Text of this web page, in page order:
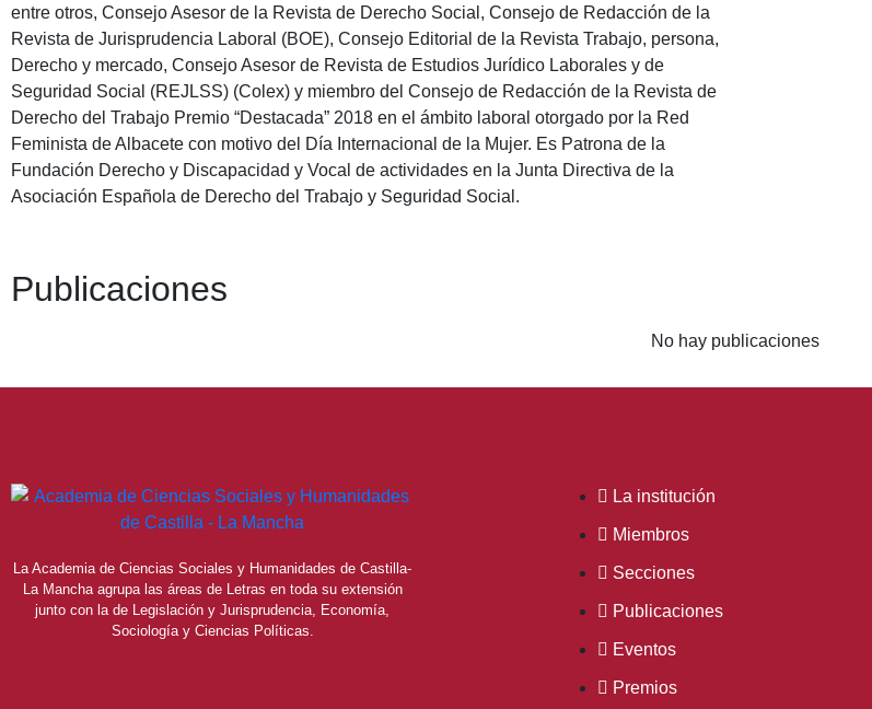
entre otros, Consejo Asesor de la Revista de Derecho Social, Consejo de Redacción de la
Revista de Jurisprudencia Laboral (BOE), Consejo Editorial de la Revista Trabajo, persona,
Derecho y mercado, Consejo Asesor de Revista de Estudios Jurídico Laborales y de
Seguridad Social (REJLSS) (Colex) y miembro del Consejo de Redacción de la Revista de
Derecho del Trabajo Premio “Destacada” 2018 en el ámbito laboral otorgado por la Red
Feminista de Albacete con motivo del Día Internacional de la Mujer. Es Patrona de la
Fundación Derecho y Discapacidad y Vocal de actividades en la Junta Directiva de la
Asociación Española de Derecho del Trabajo y Seguridad Social.
Publicaciones
No hay publicaciones
La Academia de Ciencias Sociales y Humanidades de Castilla-
La Mancha agrupa las áreas de Letras en toda su extensión
junto con la de Legislación y Jurisprudencia, Economía,
Sociología y Ciencias Políticas.
La institución
Miembros
Secciones
Publicaciones
Eventos
Premios